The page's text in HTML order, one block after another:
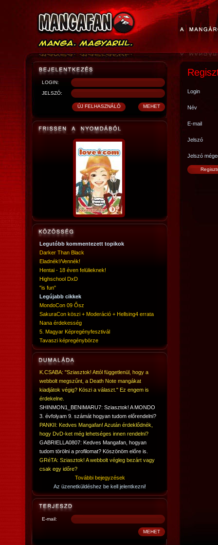
LOGIN:
JELSZÓ:
Legutóbb kommentezett topikok
Darker Than Black
Eladnék!/Vennék!
Hentai - 18 éven felülieknek!
Highschool DxD
"is fun"
Legújabb cikkek
MondoCon 09 Ősz
SakuraCon köszi + Moderáció + Hellsing4 errata
Nana érdekesség
5. Magyar Képregényfesztivál
Tavaszi képregénybörze
K.CSABA: "Sziasztok! Attól függetlenül, hogy a
webbolt megszűnt, a Death Note mangákat
kiadjátok végig? Köszi a választ." Ez engem is
érdekelne.
SHINMON1_BENIMARU7: Sziasztok! A MONDO
3. évfolyam 9. számát hogyan tudom előrendelni?
PANKII: Kedves Mangafan! Azután érdeklődnék,
hogy DvD-ket még lehetséges innen rendelni?
GABRIELLA0807: Kedves Mangafan, hogyan
tudom törölni a profilomat? Köszönöm előre is.
GRéTA: Sziasztok! A webbolt végleg bezárt vagy
csak egy időre?
További bejegyzések
Az üzenetküldéshez be kell jelentkezni!
E-mail:
Login
Név
E-mail
Jelszó
Jelszó